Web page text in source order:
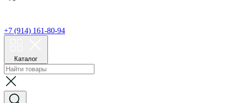
+7 (914) 161-80-94
Каталог